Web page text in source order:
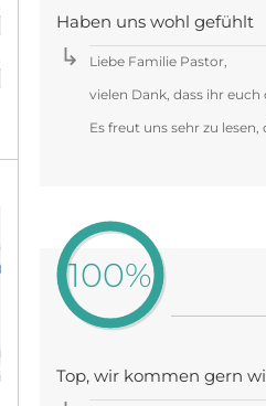
Haben uns wohl gefühlt
Liebe Familie Pastor,
vielen Dank, dass ihr
Es freut uns sehr zu lesen,
100%
Top, wir kommen gern